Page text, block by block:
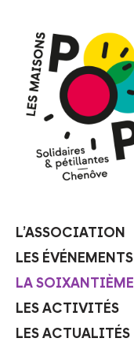
L’ASSOCIATION
LES ÉVÉNEMENTS
LA SOIXANTIÈME
LES ACTIVITÉS
LES ACTUALITÉS